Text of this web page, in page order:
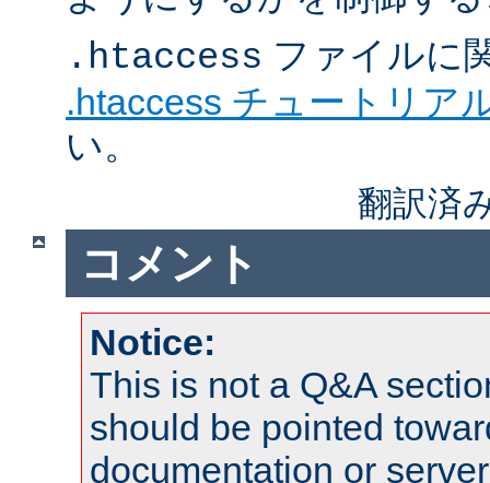
.htaccess ファイルに
.htaccess チュートリア
い。
翻訳済
コメント
Notice:
This is not a Q&A
should be pointed
documentation or